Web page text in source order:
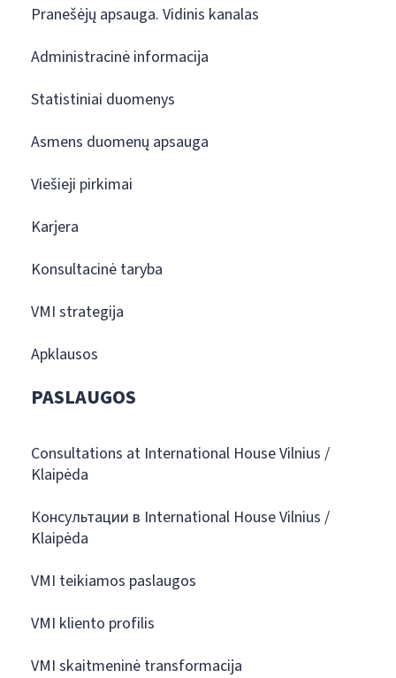
Pranešėjų apsauga. Vidinis kanalas
Administracinė informacija
Statistiniai duomenys
Asmens duomenų apsauga
Viešieji pirkimai
Karjera
Konsultacinė taryba
VMI strategija
Apklausos
PASLAUGOS
Consultations at International House Vilnius /
Klaipėda
Консультации в International House Vilnius /
Klaipėda
VMI teikiamos paslaugos
VMI kliento profilis
VMI skaitmeninė transformacija